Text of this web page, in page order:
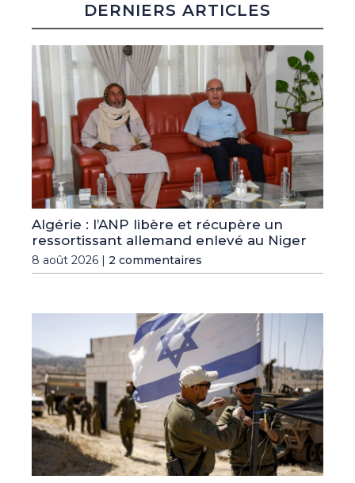
DERNIERS ARTICLES
Algérie : l’ANP libère et récupère un
ressortissant allemand enlevé au Niger
8 août 2026 | 2 commentaires